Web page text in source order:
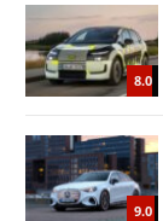
8.0
9.0